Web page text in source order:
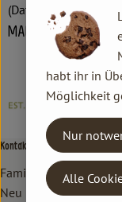
(Daten von
MANI®
Kontakt allgemein
Familie Hannen GbR
Neu Lammertzhof,
habt ihr in
Möglichkeit
Nur
Alle